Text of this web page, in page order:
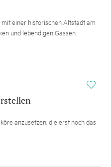
einer historischen Altstadt am
und lebendigen Gassen.
i
anzusetzen, die erst noch das